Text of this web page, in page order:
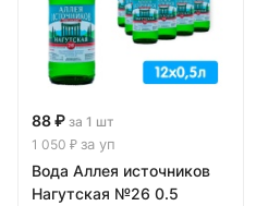
88 ₽ за 1 шт
1 050 ₽ за уп
Вода Аллея источников
Нагутская №26 0.5